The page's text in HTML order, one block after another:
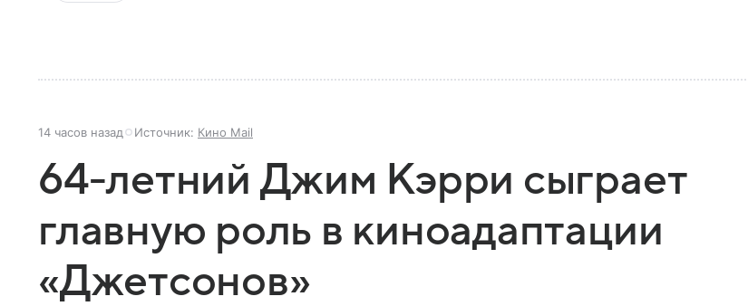
14 часов назад Источник: Кино Mail
64-летний Джим Кэрри сыграет
главную роль в киноадаптации
«Джетсонов»